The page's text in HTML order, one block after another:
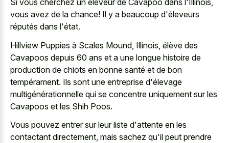
Si vous cherchez un éleveur de Cavapoo dans l'Illinois,
vous avez de la chance! Il y a beaucoup d'éleveurs
réputés dans l'état.
Hillview Puppies à Scales Mound, Illinois, élève des
Cavapoos depuis 60 ans et a une longue histoire de
production de chiots en bonne santé et de bon
tempérament. Ils sont une entreprise d'élevage
multigénérationnelle qui se concentre uniquement sur les
Cavapoos et les Shih Poos.
Vous pouvez entrer sur leur liste d'attente en les
contactant directement, mais sachez qu'il peut prendre